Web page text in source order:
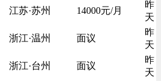
江苏·苏州 14000元/月
昨
天
浙江·温州 面议
昨
天
浙江·台州 面议
昨
天